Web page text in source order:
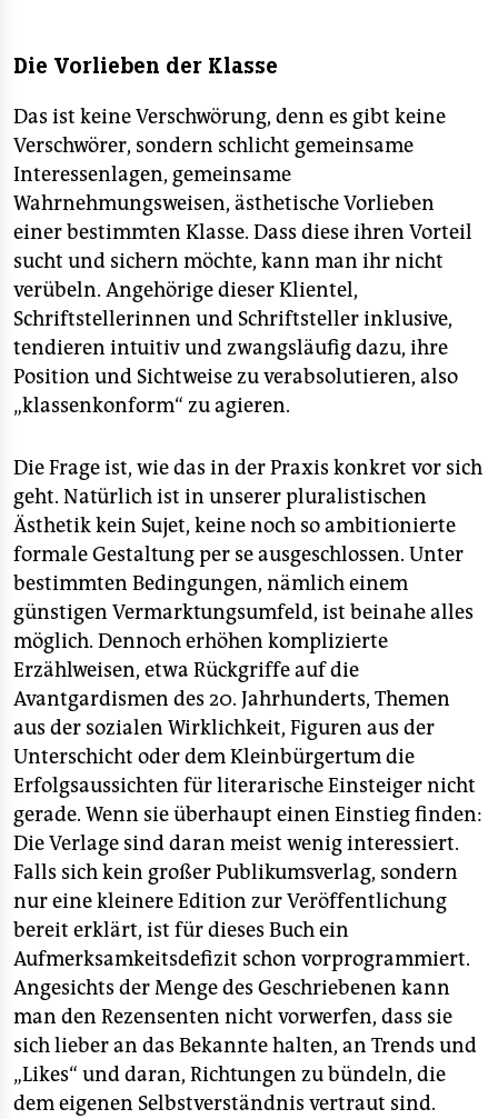
Die Vorlieben der Klasse
Das ist keine Verschwörung, denn es gibt keine
Verschwörer, sondern schlicht gemeinsame
Interessenlagen, gemeinsame
Wahrnehmungsweisen, ästhetische Vorlieben
einer bestimmten Klasse. Dass diese ihren Vorteil
sucht und sichern möchte, kann man ihr nicht
verübeln. Angehörige dieser Klientel,
Schriftstellerinnen und Schriftsteller inklusive,
tendieren intuitiv und zwangsläufig dazu, ihre
Position und Sichtweise zu verabsolutieren, also
„klassenkonform“ zu agieren.
Die Frage ist, wie das in der Praxis konkret vor sich
geht. Natürlich ist in unserer pluralistischen
Ästhetik kein Sujet, keine noch so ambitionierte
formale Gestaltung per se ausgeschlossen. Unter
bestimmten Bedingungen, nämlich einem
günstigen Vermarktungsumfeld, ist beinahe alles
möglich. Dennoch erhöhen komplizierte
Erzählweisen, etwa Rückgriffe auf die
Avantgardismen des 20. Jahrhunderts, Themen
aus der sozialen Wirklichkeit, Figuren aus der
Unterschicht oder dem Kleinbürgertum die
Erfolgsaussichten für literarische Einsteiger nicht
gerade. Wenn sie überhaupt einen Einstieg finden:
Die Verlage sind daran meist wenig interessiert.
Falls sich kein großer Publikumsverlag, sondern
nur eine kleinere Edition zur Veröffentlichung
bereit erklärt, ist für dieses Buch ein
Aufmerksamkeitsdefizit schon vorprogrammiert.
Angesichts der Menge des Geschriebenen kann
man den Rezensenten nicht vorwerfen, dass sie
sich lieber an das Bekannte halten, an Trends und
„Likes“ und daran, Richtungen zu bündeln, die
dem eigenen Selbstverständnis vertraut sind.